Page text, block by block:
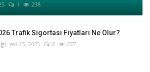
1 238
Trafik Sigortası Fiyatları Ne Olur?
eki 15, 2025 0 277